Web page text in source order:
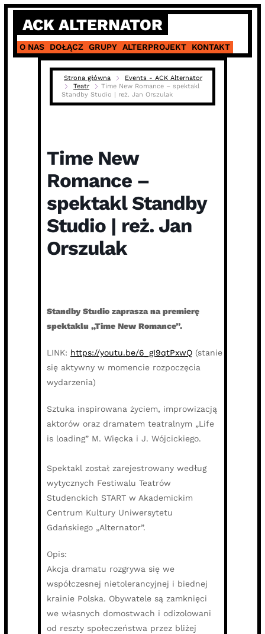
Skip
content
ACK ALTERNATOR
O NAS DOŁĄCZ GRUPY ALTERPROJEKT KONTAKT
Strona główna
Events - ACK Alternator
Teatr
Time New Romance – spektakl
Standby Studio | reż. Jan Orszulak
Time New
Romance –
spektakl Standby
Studio | reż. Jan
Orszulak
Standby Studio zaprasza na premierę
spektaklu „Time New Romance”.
LINK: https://youtu.be/6_gI9qtPxwQ (stanie
się aktywny w momencie rozpoczęcia
wydarzenia)
Sztuka inspirowana życiem, improwizacją
aktorów oraz dramatem teatralnym „Life
is loading” M. Więcka i J. Wójcickiego.
Spektakl został zarejestrowany według
wytycznych Festiwalu Teatrów
Studenckich START w Akademickim
Centrum Kultury Uniwersytetu
Gdańskiego „Alternator”.
Opis:
Akcja dramatu rozgrywa się we
współczesnej nietolerancyjnej i biednej
krainie Polska. Obywatele są zamknięci
we własnych domostwach i odizolowani
od reszty społeczeństwa przez bliżej